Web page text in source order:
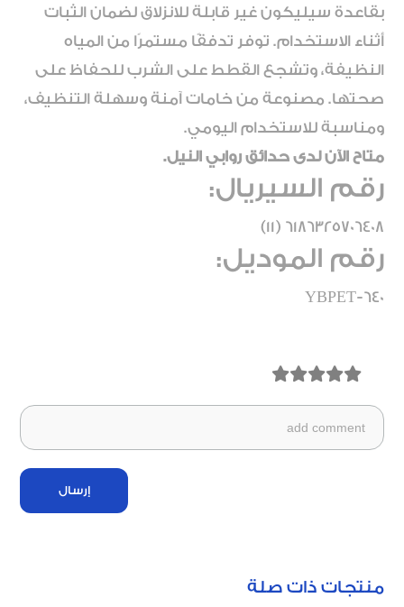
بقاعدة سيليكون غير قابلة للانزلاق لضمان الثبات
أثناء الاستخدام. توفر تدفقًا مستمرًا من المياه
النظيفة، وتشجع القطط على الشرب للحفاظ على
صحتها. مصنوعة من خامات آمنة وسهلة التنظيف،
ومناسبة للاستخدام اليومي.
متاح الآن لدى حدائق روابي النيل.
رقم السيريال:
6186325706408 (11)
رقم الموديل:
YBPET-640
إرسال
منتجات ذات صلة